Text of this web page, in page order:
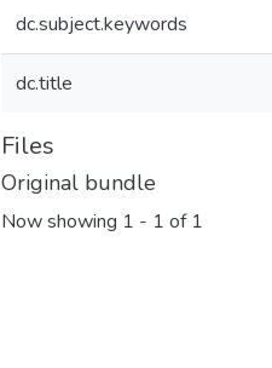
dc.subject.keywords
dc.title
Files
Original bundle
Now showing 1 - 1 of 1